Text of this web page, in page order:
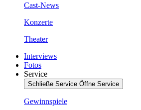
Cast-News
Konzerte
Theater
Interviews
Fotos
Service
Schließe Service Öffne Service
Gewinnspiele